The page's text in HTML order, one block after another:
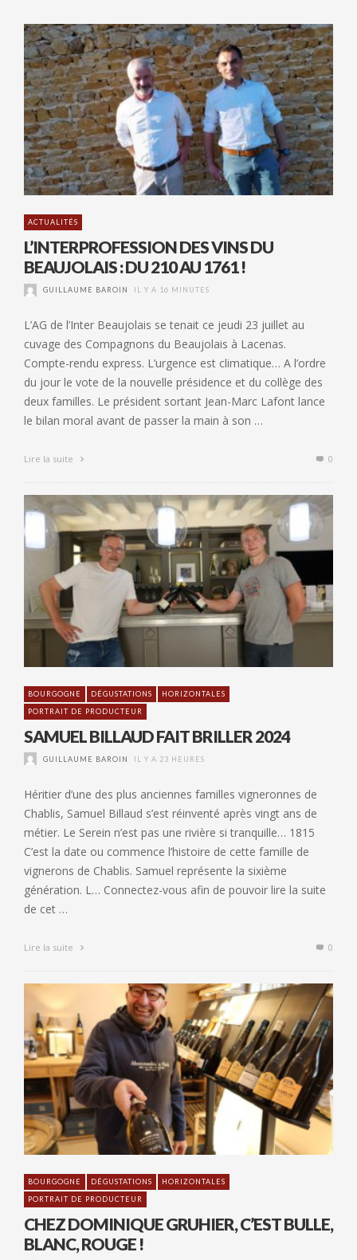
ACTUALITÉS
L’INTERPROFESSION DES VINS DU
BEAUJOLAIS : DU 210 AU 1761 !
GUILLAUME BAROIN IL Y A 16 MINUTES
L’AG de l’Inter Beaujolais se tenait ce jeudi 23 juillet au
cuvage des Compagnons du Beaujolais à Lacenas.
Compte-rendu express. L’urgence est climatique… A l’ordre
du jour le vote de la nouvelle présidence et du collège des
deux familles. Le président sortant Jean-Marc Lafont lance
le bilan moral avant de passer la main à son …
Lire la suite 0
BOURGOGNE DÉGUSTATIONS
HORIZONTALES
PORTRAIT DE PRODUCTEUR
SAMUEL BILLAUD FAIT BRILLER 2024
GUILLAUME BAROIN IL Y A 23 HEURES
Héritier d’une des plus anciennes familles vigneronnes de
Chablis, Samuel Billaud s’est réinventé après vingt ans de
métier. Le Serein n’est pas une rivière si tranquille… 1815
C’est la date ou commence l’histoire de cette famille de
vignerons de Chablis. Samuel représente la sixième
génération. L… Connectez-vous afin de pouvoir lire la suite
de cet …
Lire la suite 0
BOURGOGNE DÉGUSTATIONS
HORIZONTALES
PORTRAIT DE PRODUCTEUR
CHEZ DOMINIQUE GRUHIER, C’EST BULLE,
BLANC, ROUGE !